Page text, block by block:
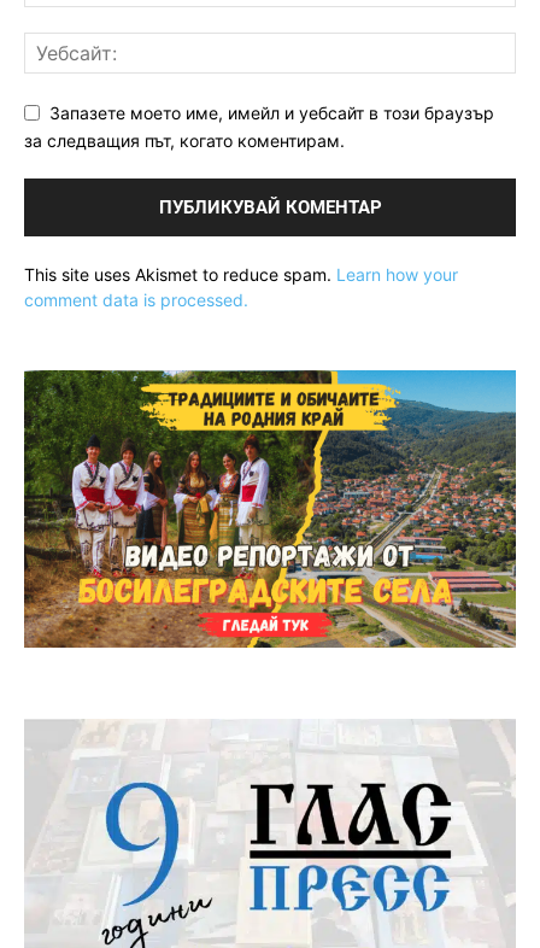
Запазете моето име, имейл и уебсайт в този браузър
за следващия път, когато коментирам.
This site uses Akismet to reduce spam. Learn how your
comment data is processed.